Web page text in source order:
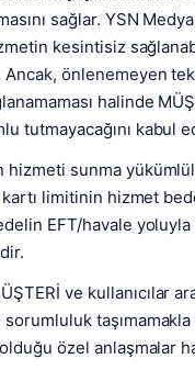
sağlar. YSN
kesintisiz
önlenemeyen
halinde
tutmayacağını kabul
hizmeti sunma
limitinin hizmet
EFT/havale
ve kullanıcılar
özel anlaşmalar